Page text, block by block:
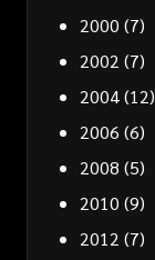
2000 (7)
2002 (7)
2004(12)
2006 (6)
2008 (5)
2010 (9)
2012 (7)